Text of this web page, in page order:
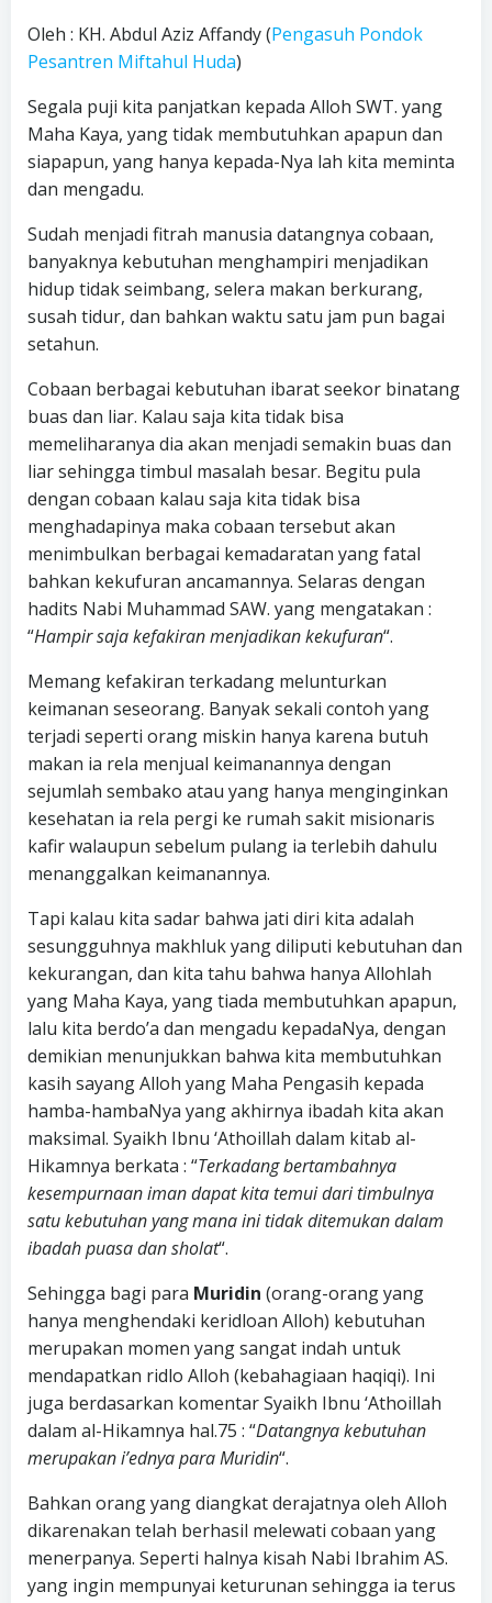
Oleh : KH. Abdul Aziz Affandy (Pengasuh Pondok
Pesantren Miftahul Huda)
Segala puji kita panjatkan kepada Alloh SWT. yang
Maha Kaya, yang tidak membutuhkan apapun dan
siapapun, yang hanya kepada-Nya lah kita meminta
dan mengadu.
Sudah menjadi fitrah manusia datangnya cobaan,
banyaknya kebutuhan menghampiri menjadikan
hidup tidak seimbang, selera makan berkurang,
susah tidur, dan bahkan waktu satu jam pun bagai
setahun.
Cobaan berbagai kebutuhan ibarat seekor binatang
buas dan liar. Kalau saja kita tidak bisa
memeliharanya dia akan menjadi semakin buas dan
liar sehingga timbul masalah besar. Begitu pula
dengan cobaan kalau saja kita tidak bisa
menghadapinya maka cobaan tersebut akan
menimbulkan berbagai kemadaratan yang fatal
bahkan kekufuran ancamannya. Selaras dengan
hadits Nabi Muhammad SAW. yang mengatakan :
“Hampir saja kefakiran menjadikan kekufuran“.
Memang kefakiran terkadang melunturkan
keimanan seseorang. Banyak sekali contoh yang
terjadi seperti orang miskin hanya karena butuh
makan ia rela menjual keimanannya dengan
sejumlah sembako atau yang hanya menginginkan
kesehatan ia rela pergi ke rumah sakit misionaris
kafir walaupun sebelum pulang ia terlebih dahulu
menanggalkan keimanannya.
Tapi kalau kita sadar bahwa jati diri kita adalah
sesungguhnya makhluk yang diliputi kebutuhan dan
kekurangan, dan kita tahu bahwa hanya Allohlah
yang Maha Kaya, yang tiada membutuhkan apapun,
lalu kita berdo’a dan mengadu kepadaNya, dengan
demikian menunjukkan bahwa kita membutuhkan
kasih sayang Alloh yang Maha Pengasih kepada
hamba-hambaNya yang akhirnya ibadah kita akan
maksimal. Syaikh Ibnu ‘Athoillah dalam kitab al-
Hikamnya berkata : “Terkadang bertambahnya
kesempurnaan iman dapat kita temui dari timbulnya
satu kebutuhan yang mana ini tidak ditemukan dalam
ibadah puasa dan sholat“.
Sehingga bagi para Muridin (orang-orang yang
hanya menghendaki keridloan Alloh) kebutuhan
merupakan momen yang sangat indah untuk
mendapatkan ridlo Alloh (kebahagiaan haqiqi). Ini
juga berdasarkan komentar Syaikh Ibnu ‘Athoillah
dalam al-Hikamnya hal.75 : “Datangnya kebutuhan
merupakan i’ednya para Muridin“.
Bahkan orang yang diangkat derajatnya oleh Alloh
dikarenakan telah berhasil melewati cobaan yang
menerpanya. Seperti halnya kisah Nabi Ibrahim AS.
yang ingin mempunyai keturunan sehingga ia terus